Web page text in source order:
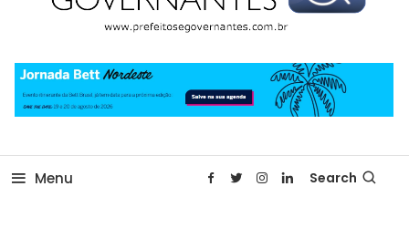
Prefeitos & Governantes
Menu Search